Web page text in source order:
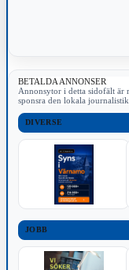
BETALDA ANNONSER
Annonsytor i detta sidofält är
sponsra den lokala
DIVERSE
JOBB